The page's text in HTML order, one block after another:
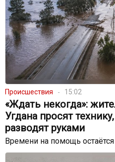
Происшествия 15:02
«Ждать некогда»:
Угдана просят
разводят руками
Времени на помощь